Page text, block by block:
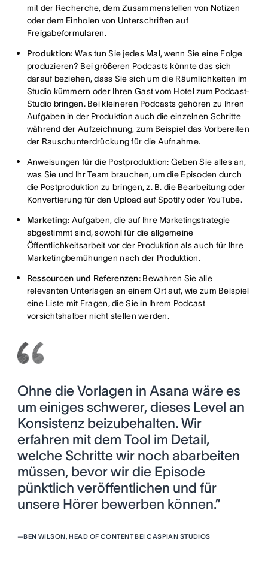
mit der Recherche, dem Zusammenstellen von Notizen
oder dem Einholen von Unterschriften auf
Freigabeformularen.
Produktion: Was tun Sie jedes Mal, wenn Sie eine Folge
produzieren? Bei größeren Podcasts könnte das sich
darauf beziehen, dass Sie sich um die Räumlichkeiten im
Studio kümmern oder Ihren Gast vom Hotel zum Podcast-
Studio bringen. Bei kleineren Podcasts gehören zu Ihren
Aufgaben in der Produktion auch die einzelnen Schritte
während der Aufzeichnung, zum Beispiel das Vorbereiten
der Rauschunterdrückung für die Aufnahme.
Anweisungen für die Postproduktion: Geben Sie alles an,
was Sie und Ihr Team brauchen, um die Episoden durch
die Postproduktion zu bringen, z. B. die Bearbeitung oder
Konvertierung für den Upload auf Spotify oder YouTube.
Marketing: Aufgaben, die auf Ihre Marketingstrategie
abgestimmt sind, sowohl für die allgemeine
Öffentlichkeitsarbeit vor der Produktion als auch für Ihre
Marketingbemühungen nach der Produktion.
Ressourcen und Referenzen:Bewahren Sie alle
relevanten Unterlagen an einem Ort auf, wie zum Beispiel
eine Liste mit Fragen, die Sie in Ihrem Podcast
vorsichtshalber nicht stellen werden.
Ohne die Vorlagen in Asana wäre es
um einiges schwerer, dieses Level an
Konsistenz beizubehalten. Wir
erfahren mit dem Tool im Detail,
welche Schritte wir noch abarbeiten
müssen, bevor wir die Episode
pünktlich veröffentlichen und für
unsere Hörer bewerben können.”
—BEN WILSON, HEAD OF CONTENT BEI CASPIAN STUDIOS